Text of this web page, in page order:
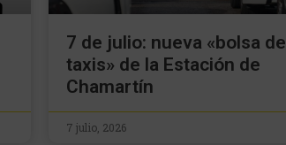
7 de julio: nueva «bolsa de
taxis» de la Estación de
Chamartín
7 julio, 2026